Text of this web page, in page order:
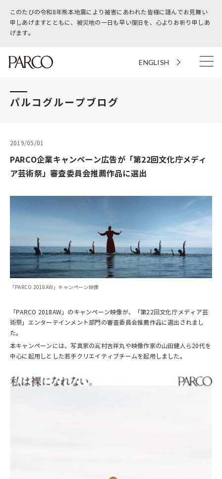
このたびの令和8年熊本地震により被害にあわれた皆様に謹んでお見舞い
申しあげますとともに、被災地の一日も早い復旧を、心よりお祈り申しあ
げます。
ENGLISH
パルコグループブログ
2019/05/01
PARCO企業キャンペーン広告が「第22回文化庁メディ
ア芸術祭」審査委員会推薦作品に選出
「PARCO 2018AW」キャンペーン映像
「PARCO 2018AW」のキャンペーン映像が、「第22回文化庁メディア芸
術祭」エンターテインメント部門の審査委員会推薦作品に選出されまし
た。
本キャンペーンには、写真家の嶌村吉祥丸や映像作家の山田健人ら20代を
中心に起用しとした若手クリエイティブチームを起用しました。